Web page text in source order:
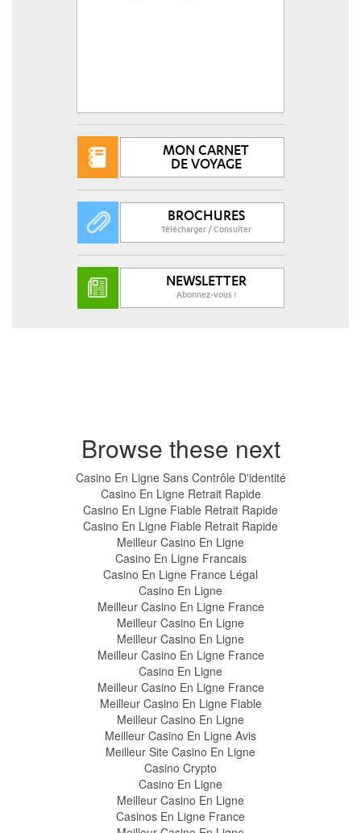
MON CARNET
DE VOYAGE
BROCHURES
Télécharger / Consulter
NEWSLETTER
Abonnez-vous !
Browse these next
Casino En Ligne Sans Contrôle D'identité
Casino En Ligne Retrait Rapide
Casino En Ligne Fiable Retrait Rapide
Casino En Ligne Fiable Retrait Rapide
Meilleur Casino En Ligne
Casino En Ligne Francais
Casino En Ligne France Légal
Casino En Ligne
Meilleur Casino En Ligne France
Meilleur Casino En Ligne
Meilleur Casino En Ligne
Meilleur Casino En Ligne France
Casino En Ligne
Meilleur Casino En Ligne France
Meilleur Casino En Ligne Fiable
Meilleur Casino En Ligne
Meilleur Casino En Ligne Avis
Meilleur Site Casino En Ligne
Casino Crypto
Casino En Ligne
Meilleur Casino En Ligne
Casinos En Ligne France